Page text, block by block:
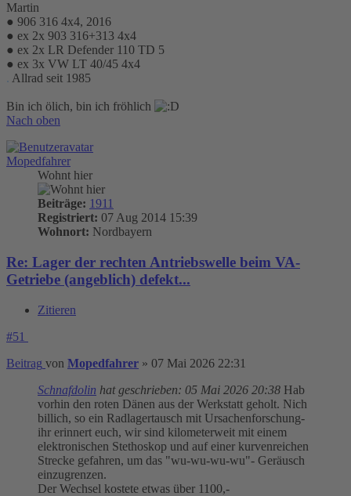
Martin
● 906 316 4x4, 2016
● ex 2x 903 316+313 4x4
● ex 2x LR Defender 110 TD 5
● ex 3x VW LT 40/45 4x4
. Allrad seit 1985
Bin ich ölich, bin ich fröhlich
Nach oben
Mopedfahrer
Wohnt hier
Beiträge: 1911
Registriert: 07 Aug 2014 15:39
Wohnort: Nordbayern
Re: Lager der rechten Antriebswelle beim VA-
Getriebe (angeblich) defekt...
Zitieren
#51
Beitrag von Mopedfahrer » 07 Mai 2026 22:31
Schnafdolin hat geschrieben: 05 Mai 2026 20:38 Hab
vorhin den roten Dänen aus der Werkstatt geholt. Nich
billich, so ein Radlagertausch mit Ursachenforschung-
ihr erinnert euch, wir sind kilometerweit mit einem
elektronischen Stethoskop und auf einer kurvenreichen
Strecke gefahren, um das "wu-wu-wu-wu"- Geräusch
einzugrenzen.
Der Wechsel kostete etwas über 1100,-